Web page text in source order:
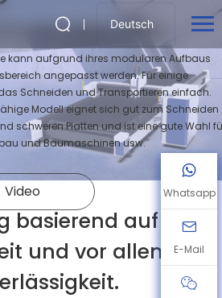
Deutsch
Laser Metall Cutter
kann aufgrund ihres modularen Aufbaus
angepasst werden. Für einige
Schneiden und Transportieren einfach.
Modell eignet sich gut zum Schneiden
schweren Platten und ist eine gute Wahl
und Baumaschinen usw.
Video
basierend auf
und vor allem
Whatsapp
E-Mail